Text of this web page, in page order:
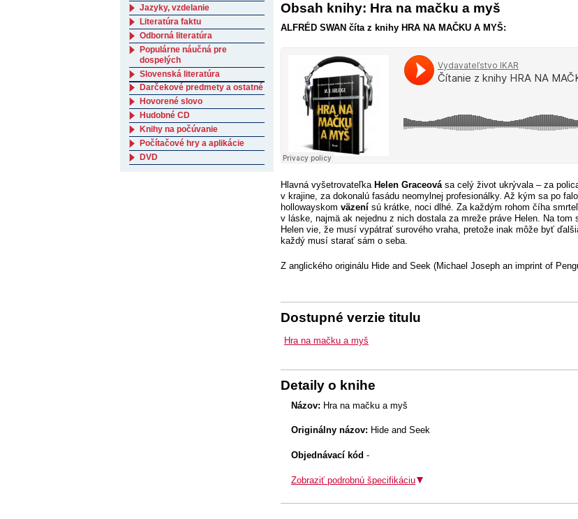
Obsah knihy: Hra na mačku a myš
ALFRÉD SWAN číta z knihy HRA NA MAČKU A MYŠ:
Hlavná vyšetrovateľkaHelen Graceová sa celý život ukrývala – za
v krajine, za dokonalú fasádu neomylnej profesionálky. Až kým sa po
hollowayskom väzení sú krátke, noci dlhé. Za každým rohom číha
v láske, najmä ak nejednu z nich dostala za mreže práve Helen. Na
Helen vie, že musí vypátrať surového vraha, pretože inak môže byť
každý musí starať sám o seba.
Z anglického originálu Hide and Seek (Michael Joseph an imprint of
Dostupné verzie titulu
Hra na mačku a myš
Detaily o knihe
Názov: Hra na mačku a myš
Originálny názov: Hide and Seek
Objednávací kód -
Zobraziť podrobnú špecifikáciu
Jazyky, vzdelanie
Literatúra faktu
Odborná literatúra
Populárne náučná pre
dospelých
Slovenská literatúra
Darčekové predmety a ostatné
Hovorené slovo
Hudobné CD
Knihy na počúvanie
Počítačové hry a aplikácie
DVD